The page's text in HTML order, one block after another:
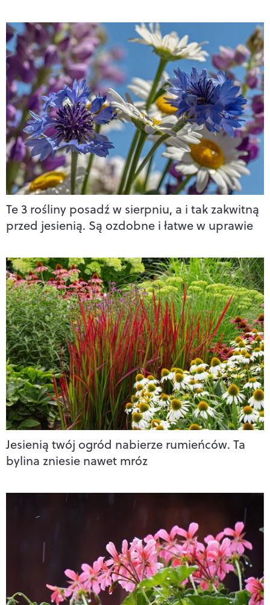
Te 3 rośliny posadź w sierpniu, a i tak zakwitną
przed jesienią. Są ozdobne i łatwe w uprawie
Jesienią twój ogród nabierze rumieńców. Ta
bylina zniesie nawet mróz